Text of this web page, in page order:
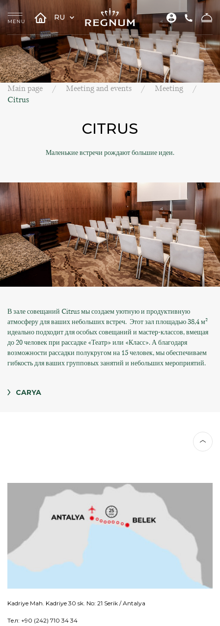
RU
Main page Meeting and events
Meeting
Citrus
CITRUS
Маленькие встречи рождают большие идеи.
В зале совещаний Citrus мы создаем уютную и продуктивную
атмосферу для ваших небольших встреч. Этот зал площадью 38,4 м²
идеально подходит для особых совещаний и мастер-классов, вмещая
до 20 человек при рассадке «Театр» или «Класс». А благодаря
возможности рассадки полукругом на 15 человек, мы обеспечиваем
гибкость для ваших групповых занятий и небольших мероприятий.
CARYA
Kadriye Mah. Kadriye 30 sk. No: 21 Serik / Antalya
Тел: +90 (242) 710 34 34